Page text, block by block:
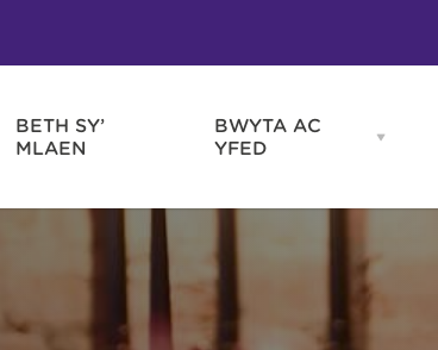
BETH SY’
MLAEN
BWYTA AC
YFED
Open
YFED
Tafarndai a Bariau